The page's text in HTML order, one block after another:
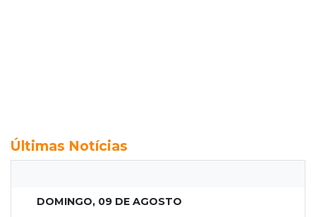
Últimas Notícias
DOMINGO, 09 DE AGOSTO